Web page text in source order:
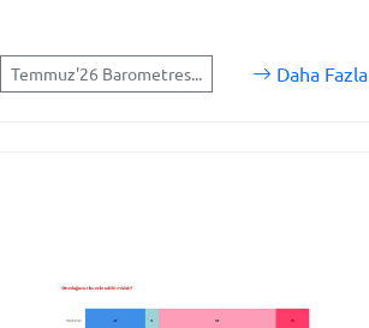
Temmuz'26 Barometres... Daha Fazla